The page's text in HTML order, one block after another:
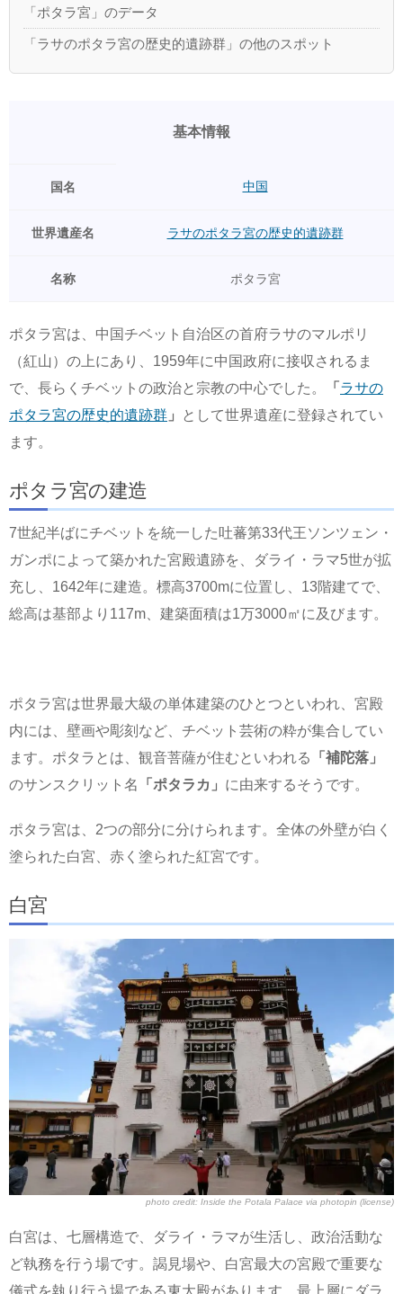
「ポタラ宮」のデータ
「ラサのポタラ宮の歴史的遺跡群」の他のスポット
基本情報
国名 中国
世界遺産名 ラサのポタラ宮の歴史的遺跡群
名称 ポタラ宮
ポタラ宮は、中国チベット自治区の首府ラサのマルポリ
（紅山）の上にあり、1959年に中国政府に接収されるま
で、長らくチベットの政治と宗教の中心でした。
「 ラサの
ポタラ宮の歴史的遺跡群 」
として世界遺産に登録されてい
ます。
ポタラ宮の建造
7世紀半ばにチベットを統一した吐蕃第33代王ソンツェン・
ガンポによって築かれた宮殿遺跡を、ダライ・ラマ5世が拡
充し、1642年に建造。標高3700mに位置し、13階建てで、
総高は基部より117m、建築面積は1万3000㎡に及びます。
ポタラ宮は世界最大級の単体建築のひとつといわれ、宮殿
内には、壁画や彫刻など、チベット芸術の粋が集合してい
ます。ポタラとは、観音菩薩が住むといわれる
「補陀落」
のサンスクリット名
「ポタラカ」 に由来するそうです。
ポタラ宮は、2つの部分に分けられます。全体の外壁が白く
塗られた白宮、赤く塗られた紅宮です。
白宮
photo credit: Inside the Potala Palace via photopin (license)
白宮は、七層構造で、ダライ・ラマが生活し、政治活動な
ど執務を行う場です。謁見場や、白宮最大の宮殿で重要な